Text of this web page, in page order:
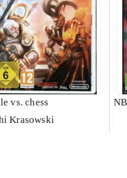
vs. chess
Krasowski